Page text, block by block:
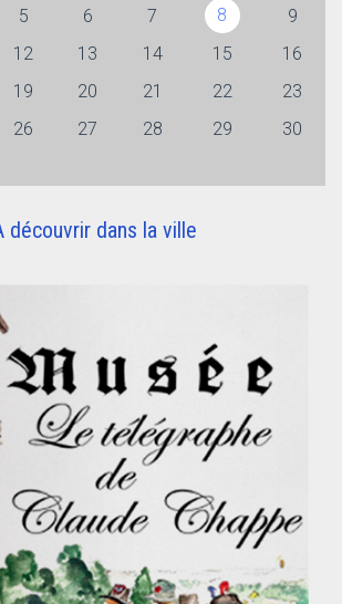
5 6 7 8
9
12 13 14 15
16
19 20 21 22
23
26 27 28 29
30
découvrir dans la ville